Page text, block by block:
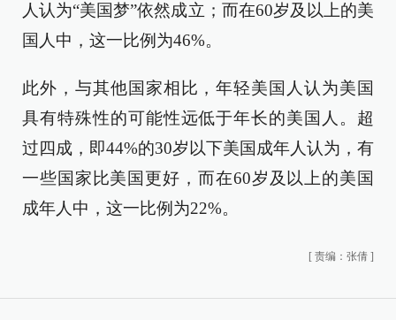
人认为“美国梦”依然成立；而在60岁及以上的美
国人中，这一比例为46%。
此外，与其他国家相比，年轻美国人认为美国
具有特殊性的可能性远低于年长的美国人。超
过四成，即44%的30岁以下美国成年人认为，有
一些国家比美国更好，而在60岁及以上的美国
成年人中，这一比例为22%。
[ 责编：张倩 ]